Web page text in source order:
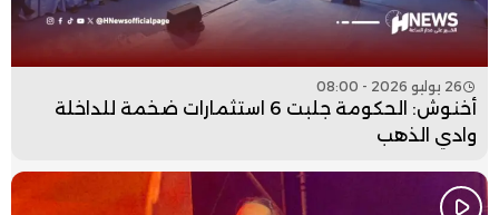
26 يوليو 2026 - 08:00
أخنوش: الحكومة جلبت 6 استثمارات ضخمة للداخلة
وادي الذهب